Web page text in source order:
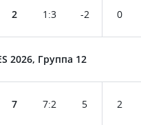
2 1 :3 -2 0
2026, Группа 12
7 7:2 5 2